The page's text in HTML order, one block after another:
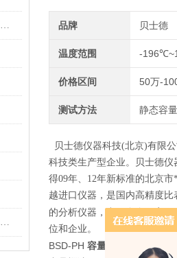
竞争性吸附分析仪的精度与准确性保障方法
如何操作多站重量法真空蒸气吸附仪进行吸附分析
品牌 贝士德
温度范围 -
价格区间 50万-
测试方法 静态容
贝士德仪器科技(北京)有限
科技类生产型企业。
贝士德
得09年、12年新标准的北京市*
越进口仪器，是国内高精度
的分析仪器，出口多个国家，
位和企业。
BSD-PH 容量法高温高压气体